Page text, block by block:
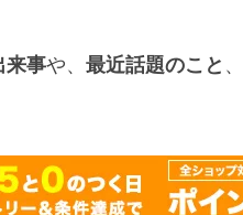
来事や、 最近話題のこと 、